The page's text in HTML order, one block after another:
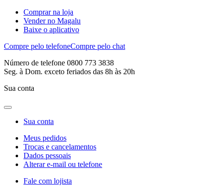
Comprar na loja
Vender no Magalu
Baixe o aplicativo
Compre pelo telefoneCompre pelo chat
Número de telefone 0800 773 3838
Seg. à Dom. exceto feriados das 8h às 20h
Sua conta
Sua conta
Meus pedidos
Trocas e cancelamentos
Dados pessoais
Alterar e-mail ou telefone
Fale com lojista